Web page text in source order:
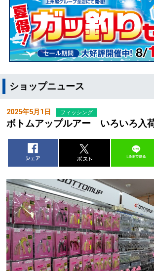
ショップニュース
2025年5月1日 フィッシング
ボトムアップルアー いろいろ入